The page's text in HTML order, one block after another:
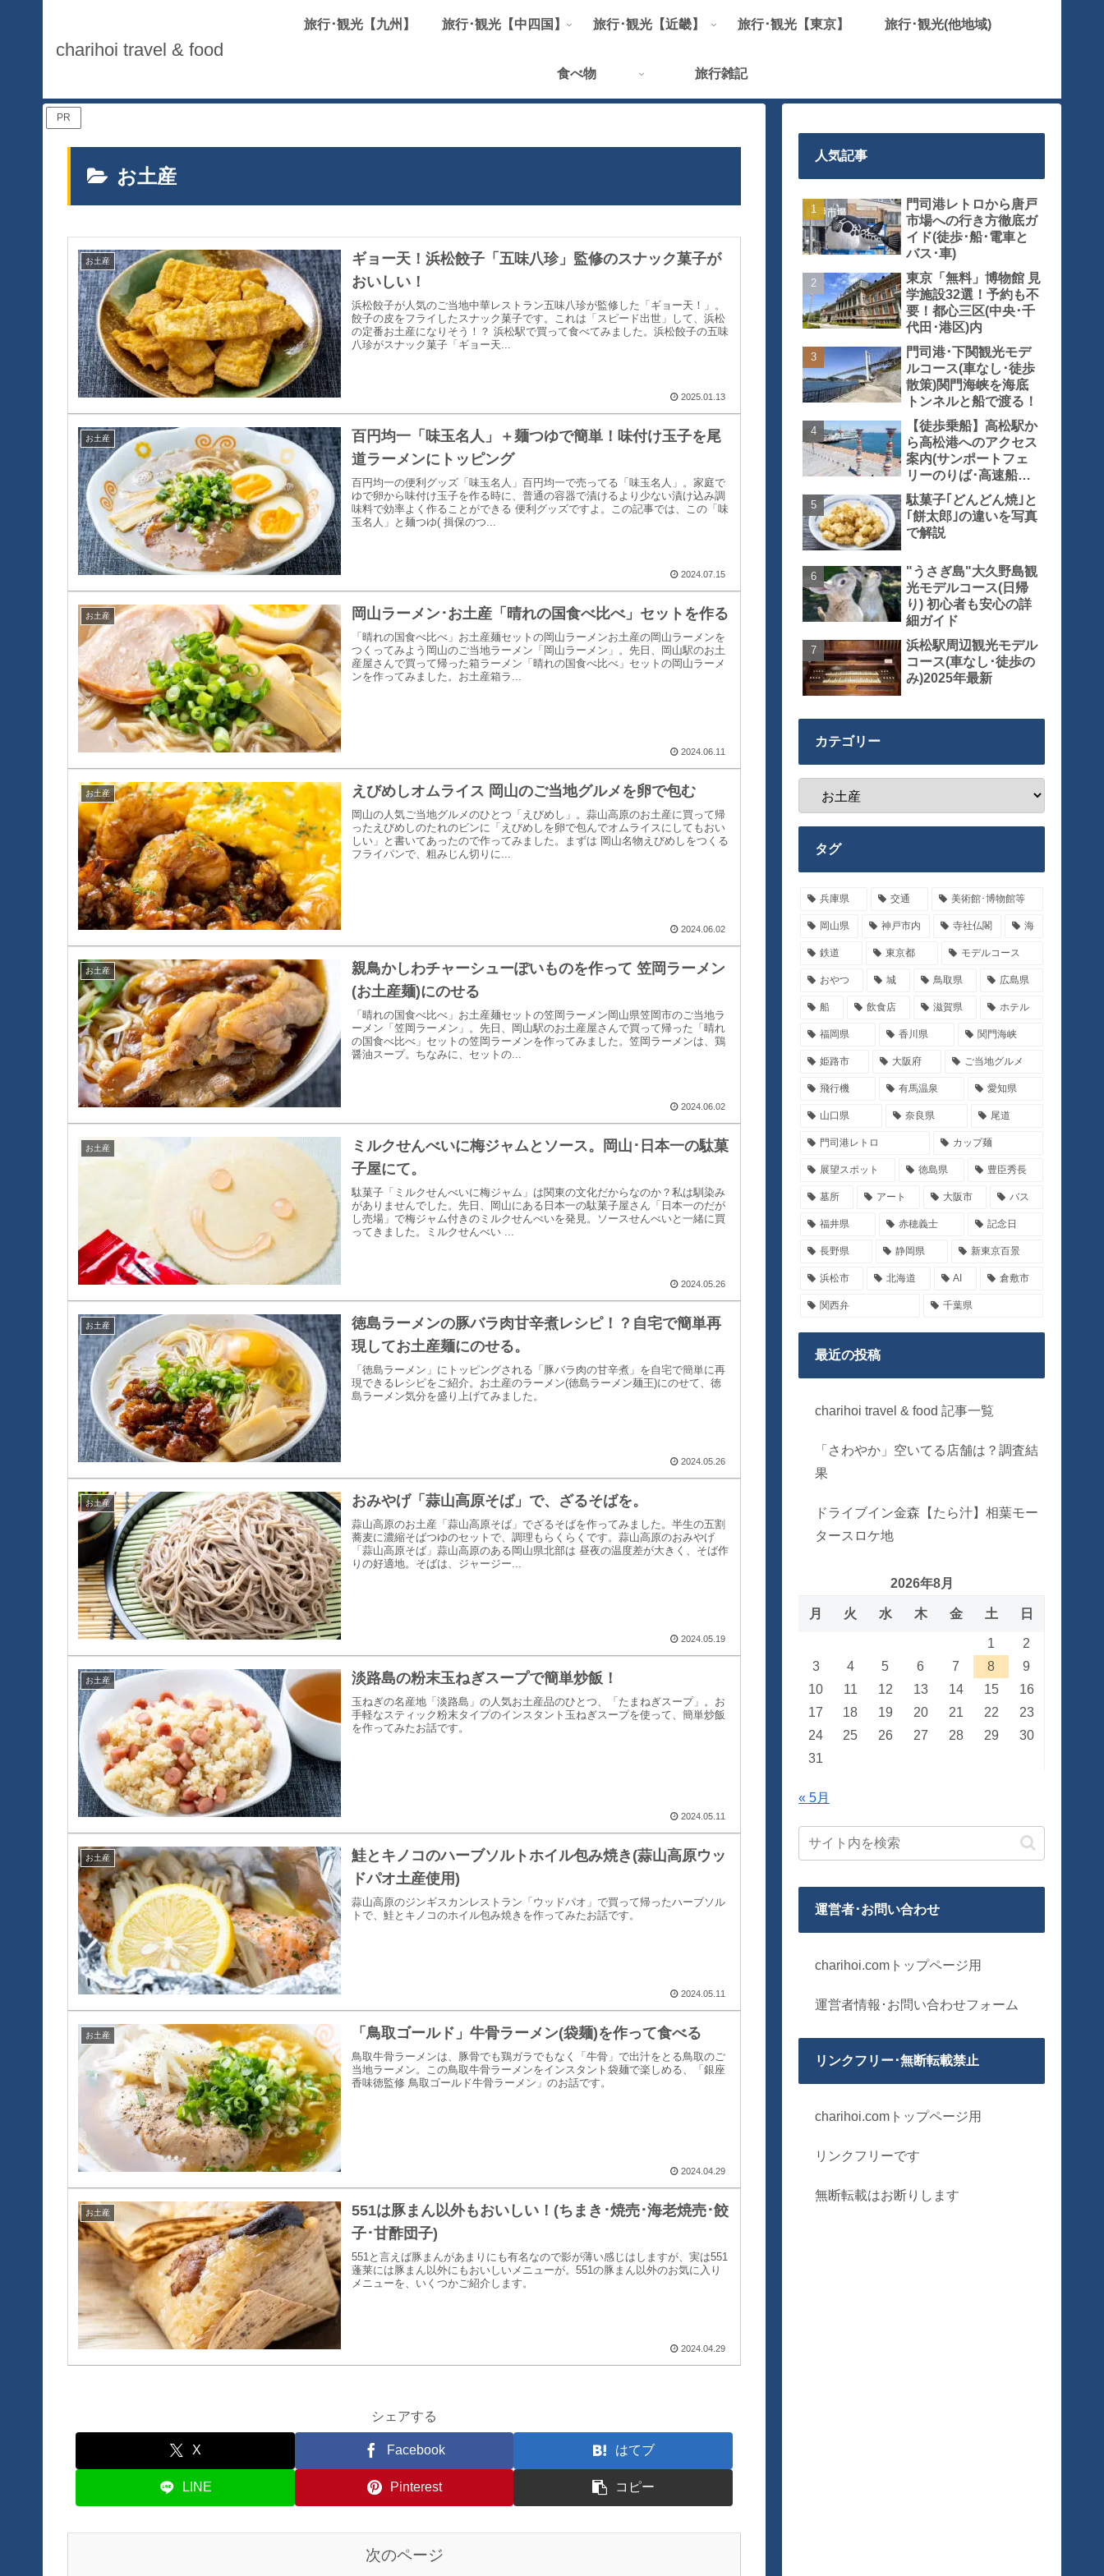
charihoi travel & food
旅行･観光【九州】 旅行･観光【中四国】 旅行･観光【近畿】 旅行･観光【東京】 旅行･観光(他地域)
食べ物 旅行雑記
PR
お土産
お土産
ギョー天！浜松餃子「五味八珍」監修のスナック菓子が
おいしい！
浜松餃子が人気のご当地中華レストラン五味八珍が監修した「ギョー天！」。
餃子の皮をフライしたスナック菓子です。これは「スピード出世」して、浜松
の定番お土産になりそう！？ 浜松駅で買って食べてみました。浜松餃子の五味
八珍がスナック菓子「ギョー天...
2025.01.13
お土産
百円均一「味玉名人」＋麺つゆで簡単！味付け玉子を尾
道ラーメンにトッピング
百円均一の便利グッズ「味玉名人」百円均一で売ってる「味玉名人」。家庭で
ゆで卵から味付け玉子を作る時に、普通の容器で漬けるより少ない漬け込み調
味料で効率よく作ることができる 便利グッズですよ。この記事では、この「味
玉名人」と麺つゆ( 揖保のつ...
2024.07.15
お土産 岡山ラーメン･お土産「晴れの国食べ比べ」セットを作る
「晴れの国食べ比べ」お土産麺セットの岡山ラーメンお土産の岡山ラーメンを
つくってみよう岡山のご当地ラーメン「岡山ラーメン」。先日、岡山駅のお土
産屋さんで買って帰った箱ラーメン「晴れの国食べ比べ」セットの岡山ラーメ
ンを作ってみました。お土産箱ラ...
2024.06.11
お土産 えびめしオムライス 岡山のご当地グルメを卵で包む
岡山の人気ご当地グルメのひとつ「えびめし」。蒜山高原のお土産に買って帰
ったえびめしのたれのビンに「えびめしを卵で包んでオムライスにしてもおい
しい」と書いてあったので作ってみました。まずは 岡山名物えびめしをつくる
フライパンで、粗みじん切りに...
2024.06.02
お土産
親鳥かしわチャーシューぽいものを作って 笠岡ラーメン
(お土産麺)にのせる
「晴れの国食べ比べ」お土産麺セットの笠岡ラーメン岡山県笠岡市のご当地ラ
ーメン「笠岡ラーメン」。先日、岡山駅のお土産屋さんで買って帰った「晴れ
の国食べ比べ」セットの笠岡ラーメンを作ってみました。笠岡ラーメンは、鶏
醤油スープ。ちなみに、セットの...
2024.06.02
お土産
ミルクせんべいに梅ジャムとソース。岡山･日本一の駄菓
子屋にて。
駄菓子「ミルクせんべいに梅ジャム」は関東の文化だからなのか？私は馴染み
がありませんでした。先日、岡山にある日本一の駄菓子屋さん「日本一のだが
し売場」で梅ジャム付きのミルクせんべいを発見。ソースせんべいと一緒に買
ってきました。ミルクせんべい ...
2024.05.26
お土産
徳島ラーメンの豚バラ肉甘辛煮レシピ！？自宅で簡単再
現してお土産麺にのせる。
「徳島ラーメン」にトッピングされる「豚バラ肉の甘辛煮」を自宅で簡単に再
現できるレシピをご紹介。お土産のラーメン(徳島ラーメン麺王)にのせて、徳
島ラーメン気分を盛り上げてみました。
2024.05.26
お土産 おみやげ「蒜山高原そば」で、ざるそばを。
蒜山高原のお土産「蒜山高原そば」でざるそばを作ってみました。半生の五割
蕎麦に濃縮そばつゆのセットで、調理もらくらくです。蒜山高原のおみやげ
「蒜山高原そば」蒜山高原のある岡山県北部は 昼夜の温度差が大きく、そば作
りの好適地。そばは、ジャージー...
2024.05.19
お土産 淡路島の粉末玉ねぎスープで簡単炒飯！
玉ねぎの名産地「淡路島」の人気お土産品のひとつ、「たまねぎスープ」。お
手軽なスティック粉末タイプのインスタント玉ねぎスープを使って、簡単炒飯
を作ってみたお話です。
2024.05.11
お土産
鮭とキノコのハーブソルトホイル包み焼き(蒜山高原ウッ
ドパオ土産使用)
蒜山高原のジンギスカンレストラン「ウッドパオ」で買って帰ったハーブソル
トで、鮭とキノコのホイル包み焼きを作ってみたお話です。
2024.05.11
お土産 「鳥取ゴールド」牛骨ラーメン(袋麺)を作って食べる
鳥取牛骨ラーメンは、豚骨でも鶏ガラでもなく「牛骨」で出汁をとる鳥取のご
当地ラーメン。この鳥取牛骨ラーメンをインスタント袋麺で楽しめる、「銀座
香味徳監修 鳥取ゴールド牛骨ラーメン」のお話です。
2024.04.29
お土産
551は豚まん以外もおいしい！(ちまき･焼売･海老焼売･餃
子･甘酢団子)
551と言えば豚まんがあまりにも有名なので影が薄い感じはしますが、実は551
蓬莱には豚まん以外にもおいしいメニューが。551の豚まん以外のお気に入り
メニューを、いくつかご紹介します。
2024.04.29
シェアする
X Facebook はてブ
LINE Pinterest コピー
次のページ
人気記事
門司港レトロから唐戸
市場への行き方徹底ガ
イド(徒歩･船･電車と
バス･車)
東京「無料」博物館 見
学施設32選！予約も不
要！都心三区(中央･千
代田･港区)内
門司港･下関観光モデ
ルコース(車なし･徒歩
散策)関門海峡を海底
トンネルと船で渡る！
【徒歩乗船】高松駅か
ら高松港へのアクセス
案内(サンポートフェ
リーのりば･高速船の
りば)
駄菓子｢どんどん焼｣と
｢餅太郎｣の違いを写真
で解説
"うさぎ島"大久野島観
光モデルコース(日帰
り) 初心者も安心の詳
細ガイド
浜松駅周辺観光モデル
コース(車なし･徒歩の
み)2025年最新
カテゴリー
タグ
兵庫県 交通 美術館･博物館等
岡山県 神戸市内 寺社仏閣 海
鉄道 東京都 モデルコース
おやつ 城 鳥取県 広島県
船 飲食店 滋賀県 ホテル
福岡県 香川県 関門海峡
姫路市 大阪府 ご当地グルメ
飛行機 有馬温泉 愛知県
山口県 奈良県 尾道
門司港レトロ カップ麺
展望スポット 徳島県 豊臣秀長
墓所 アート 大阪市 バス
福井県 赤穂義士 記念日
長野県 静岡県 新東京百景
浜松市 北海道 AI 倉敷市
関西弁 千葉県
最近の投稿
charihoi travel & food 記事一覧
「さわやか」空いてる店舗は？調査結
果
ドライブイン金森【たら汁】相葉モー
タースロケ地
2026年8月
月 火 水 木 金 土 日
1
2
3
4 5 6 7 8
9
10
11 12 13 14 15
16
17
18 19 20 21 22
23
24
25 26 27 28 29
30
31
« 5月
運営者･お問い合わせ
charihoi.comトップページ用
運営者情報･お問い合わせフォーム
リンクフリー･無断転載禁止
charihoi.comトップページ用
リンクフリーです
無断転載はお断りします